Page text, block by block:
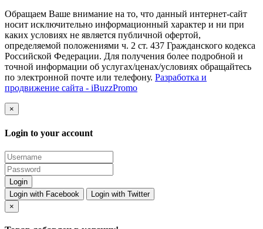
Обращаем Ваше внимание на то, что данный интернет-сайт
носит исключительно информационный характер и ни при
каких условиях не является публичной офертой,
определяемой положениями ч. 2 ст. 437 Гражданского кодекса
Российской Федерации. Для получения более подробной и
точной информации об услугах/ценах/условиях обращайтесь
по электронной почте или телефону. Разработка и
продвижение сайта - iBuzzPromo
×
Login to your account
Login with Facebook
Login with Twitter
×